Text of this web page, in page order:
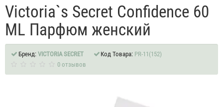
Victoria`s Secret Confidence 60
ML Парфюм женский
Бренд: VICTORIA SECRET Код Товара: PR-11(152)
0 отзывов